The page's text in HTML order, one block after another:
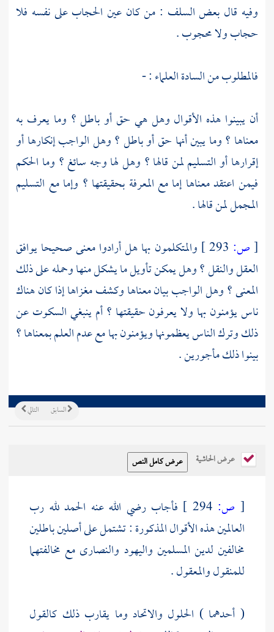
وفيه قال بعض السلف : من كان عين الحجاب على نفسه فلا
حجاب ولا محجوب .
فالمطلوب من السادة العلماء : -
أن يبينوا هذه الأقوال وهل هي حق أو باطل ؟ وما يعرف به
معناها ؟ وما يبين أنها حق أو باطل ؟ وهل الواجب إنكارها أو
إقرارها أو التسليم لمن قالها ؟ وهل لها وجه سائغ ؟ وما الحكم
فيمن اعتقد معناها إما مع المعرفة بحقيقتها ؟ وإما مع التسليم
المجمل لمن قالها .
[ص:
والمتكلمون بها هل أرادوا معنى صحيحا يوافق
العقل والنقل ؟ وهل يمكن تأويل ما يشكل منها وحمله على ذلك
المعنى ؟ وهل الواجب بيان معناها وكشف مغزاها إذا كان هناك
ناس يؤمنون بها ولا يعرفون حقيقتها ؟ أم ينبغي السكوت عن
ذلك وترك الناس يعظمونها ويؤمنون بها مع عدم العلم بمعناها ؟
بينوا ذلك مأجورين .
التالي السابق
عرض الحاشية
[ ص:
فأجاب رضي الله عنه الحمد لله رب
العالمين هذه الأقوال المذكورة : تشتمل على أصلين باطلين
مخالفين لدين المسلمين واليهود والنصارى مع مخالفتهما
للمنقول والمعقول .
( أحدهما ) الحلول والاتحاد وما يقارب ذلك كالقول